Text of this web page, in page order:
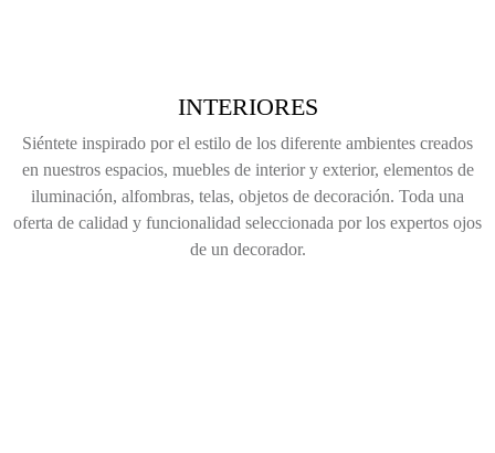
INTERIORES
Siéntete inspirado por el estilo de los diferente ambientes creados
en nuestros espacios, muebles de interior y exterior, elementos de
iluminación, alfombras, telas, objetos de decoración. Toda una
oferta de calidad y funcionalidad seleccionada por los expertos ojos
de un decorador.